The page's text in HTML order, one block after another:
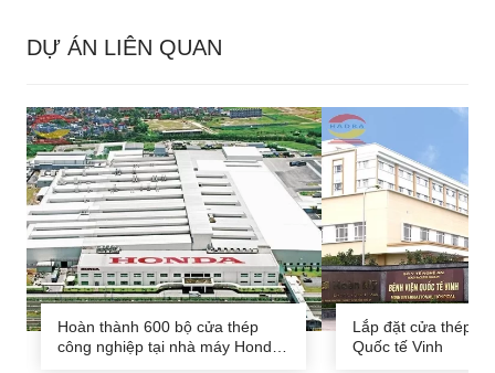
DỰ ÁN LIÊN QUAN
Hoàn thành 600 bộ cửa thép
công nghiệp tại nhà máy Honda
Lắp đặt cửa thép y
Quốc tế Vinh